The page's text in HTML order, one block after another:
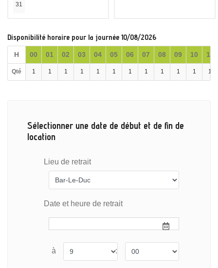
31
Disponibilité horaire pour la journée 10/08/2026
H 00 01 02 03 04 05 06 07 08 09 10 11
Qté 1 1 1 1 1 1 1 1 1 1 1 1
Sélectionner une date de début et de fin de
location
Lieu de retrait
Date et heure de retrait
à :